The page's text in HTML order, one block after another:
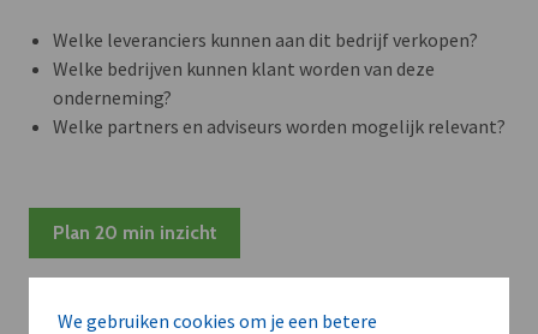
We gebruiken cookies om je een betere
Welke leveranciers kunnen aan dit bedrijf verkopen?
Welke bedrijven kunnen klant worden van deze
onderneming?
Welke partners en adviseurs worden mogelijk relevant?
Plan 20 min inzicht